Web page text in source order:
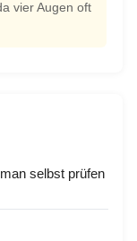
vier Augen oft
selbst prüfen